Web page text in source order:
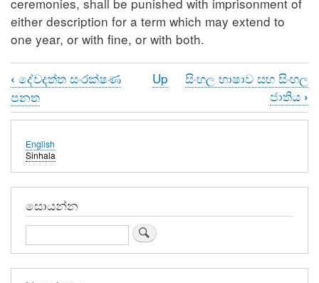
either description for a term which may extend to
one year, or with fine, or with both.
Book
traversal
links
for
දණ්ඩ
නීති
ආගම
‹ දේවදත්ත සංරක්ෂණ
පනත
Up
සිංහල භාෂාව සහ සිංහල
ජාතිය ›
English
Sinhala
සොයන්න
Search